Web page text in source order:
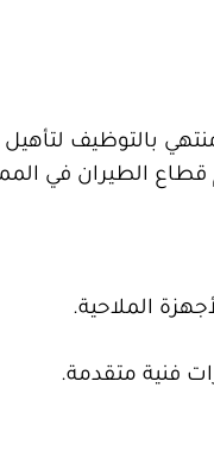
بالتوظيف لتأهيل
الطيران في
الملاحية.
فنية متقدمة.